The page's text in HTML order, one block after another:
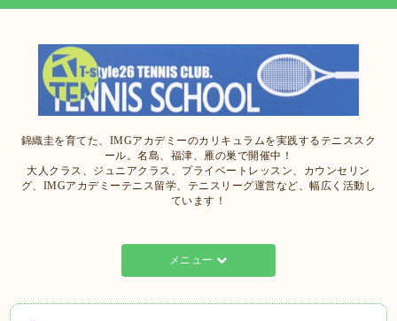
錦織圭を育てた、IMGアカデミーのカリキュラムを実践するテニススク
ール。名島、福津、雁の巣で開催中！
大人クラス、ジュニアクラス、プライベートレッスン、カウンセリン
グ、IMGアカデミーテニス留学、テニスリーグ運営など、幅広く活動し
ています！
メニュー